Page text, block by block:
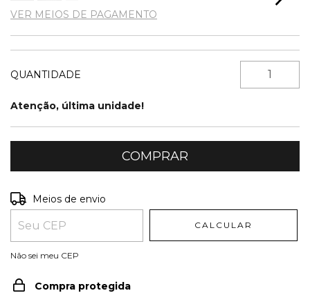
VER MEIOS DE PAGAMENTO
QUANTIDADE
Atenção, última unidade!
Entregas para o CEP:
Meios de envio
CALCULAR
Não sei meu CEP
Compra protegida